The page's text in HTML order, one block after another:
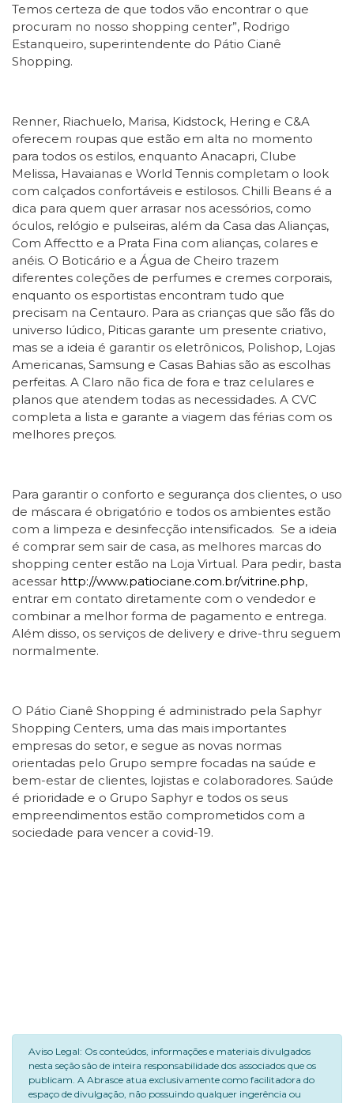
Temos certeza de que todos vão encontrar o que
procuram no nosso shopping center”, Rodrigo
Estanqueiro, superintendente do Pátio Cianê
Shopping.
Renner, Riachuelo, Marisa, Kidstock, Hering e C&A
oferecem roupas que estão em alta no momento
para todos os estilos, enquanto Anacapri, Clube
Melissa, Havaianas e World Tennis completam o look
com calçados confortáveis e estilosos. Chilli Beans é a
dica para quem quer arrasar nos acessórios, como
óculos, relógio e pulseiras, além da Casa das Alianças,
Com Affectto e a Prata Fina com alianças, colares e
anéis. O Boticário e a Água de Cheiro trazem
diferentes coleções de perfumes e cremes corporais,
enquanto os esportistas encontram tudo que
precisam na Centauro. Para as crianças que são fãs do
universo lúdico, Piticas garante um presente criativo,
mas se a ideia é garantir os eletrônicos, Polishop, Lojas
Americanas, Samsung e Casas Bahias são as escolhas
perfeitas. A Claro não fica de fora e traz celulares e
planos que atendem todas as necessidades. A CVC
completa a lista e garante a viagem das férias com os
melhores preços.
Para garantir o conforto e segurança dos clientes, o uso
de máscara é obrigatório e todos os ambientes estão
com a limpeza e desinfecção intensificados. Se a ideia
é comprar sem sair de casa, as melhores marcas do
shopping center estão na Loja Virtual. Para pedir, basta
acessar http://www.patiociane.com.br/vitrine.php,
entrar em contato diretamente com o vendedor e
combinar a melhor forma de pagamento e entrega.
Além disso, os serviços de delivery e drive-thru seguem
normalmente.
O Pátio Cianê Shopping é administrado pela Saphyr
Shopping Centers, uma das mais importantes
empresas do setor, e segue as novas normas
orientadas pelo Grupo sempre focadas na saúde e
bem-estar de clientes, lojistas e colaboradores. Saúde
é prioridade e o Grupo Saphyr e todos os seus
empreendimentos estão comprometidos com a
sociedade para vencer a covid-19.
Aviso Legal: Os conteúdos, informações e materiais divulgados
nesta seção são de inteira responsabilidade dos associados que os
publicam. A Abrasce atua exclusivamente como facilitadora do
espaço de divulgação, não possuindo qualquer ingerência ou